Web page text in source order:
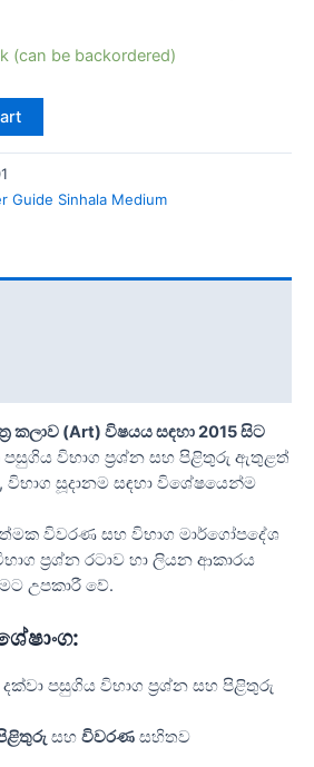
(can be backordered)
Guide Sinhala Medium
කලාව (Art) විෂයය සඳහා 2015 සිට
පසුගිය විභාග ප්‍රශ්න සහ පිළිතුරු ඇතුළත්
විභාග සූදානම සඳහා විශේෂයෙන්ම
විවරණ සහ විභාග මාර්ගෝපදේශ
ප්‍රශ්න රටාව හා ලියන ආකාරය
උපකාරී වේ.
පසුගිය විභාග ප්‍රශ්න සහ පිළිතුරු
සහ විවරණසහිතව